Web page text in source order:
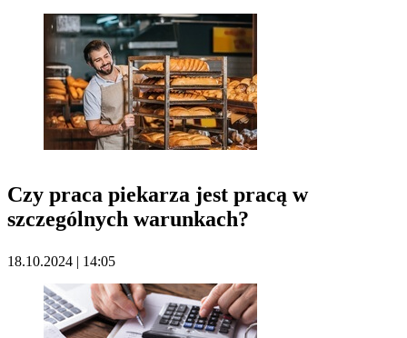
Czy praca piekarza jest pracą w
szczególnych warunkach?
18.10.2024 | 14:05